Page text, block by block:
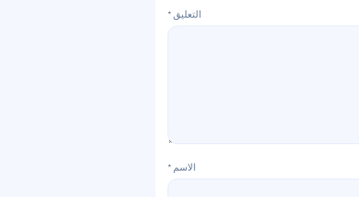
التعليق *
الاسم *